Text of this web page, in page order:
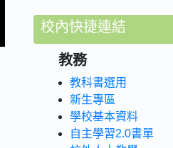
校內快捷連結
教務
教科書選用
新生專區
學校基本資料
自主學習2.0書單